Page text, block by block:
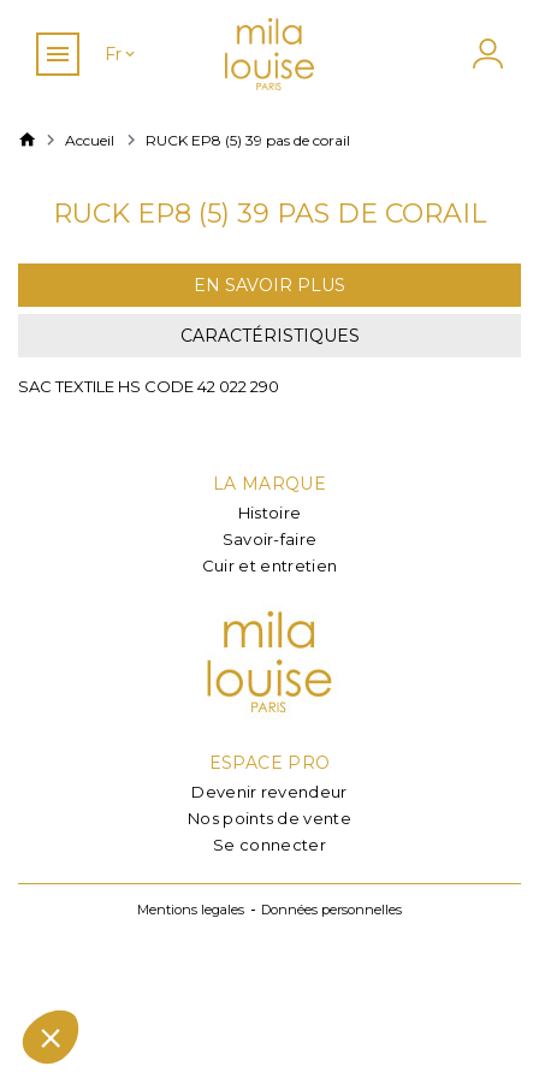
Fr
Accueil RUCK EP8 (5) 39 pas de corail
RUCK EP8 (5) 39 PAS DE CORAIL
EN SAVOIR PLUS
CARACTÉRISTIQUES
SAC TEXTILE HS CODE 42 022 290
LA MARQUE
Histoire
Savoir-faire
Cuir et entretien
ESPACE PRO
Devenir revendeur
Nos points de vente
Se connecter
Mentions legales Données personnelles